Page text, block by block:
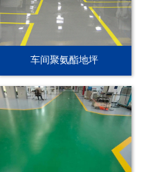
车间聚氨酯地坪